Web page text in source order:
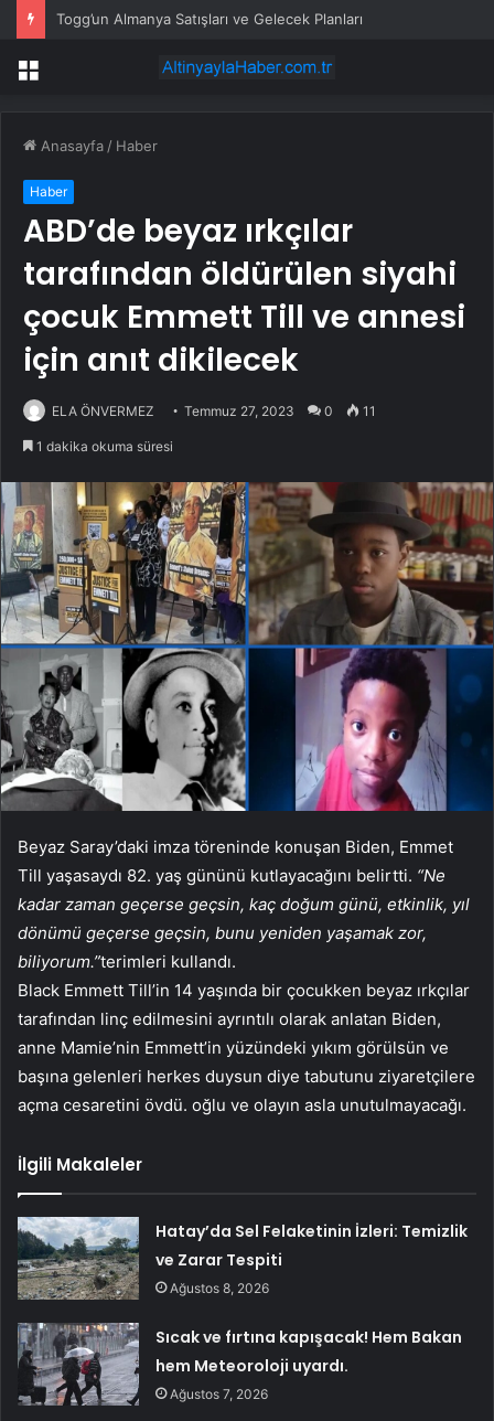
Togg’un Almanya Satışları ve Gelecek Planları
Menü
Anasayfa / Haber
Haber
ABD’de beyaz ırkçılar
tarafından öldürülen siyahi
çocuk Emmett Till ve annesi
için anıt dikilecek
ELA ÖNVERMEZ Temmuz 27, 2023 0 11
1 dakika okuma süresi
Beyaz Saray’daki imza töreninde konuşan Biden, Emmet
Till yaşasaydı 82. yaş gününü kutlayacağını belirtti. “Ne
kadar zaman geçerse geçsin, kaç doğum günü, etkinlik, yıl
dönümü geçerse geçsin, bunu yeniden yaşamak zor,
biliyorum.”terimleri kullandı.
Black Emmett Till’in 14 yaşında bir çocukken beyaz ırkçılar
tarafından linç edilmesini ayrıntılı olarak anlatan Biden,
anne Mamie’nin Emmett’in yüzündeki yıkım görülsün ve
başına gelenleri herkes duysun diye tabutunu ziyaretçilere
açma cesaretini övdü. oğlu ve olayın asla unutulmayacağı.
İlgili Makaleler
Hatay’da Sel Felaketinin İzleri: Temizlik
ve Zarar Tespiti
Ağustos 8, 2026
Sıcak ve fırtına kapışacak! Hem Bakan
hem Meteoroloji uyardı.
Ağustos 7, 2026